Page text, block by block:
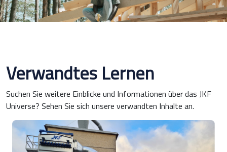
Verwandtes Lernen
Suchen Sie weitere Einblicke und Informationen über das JKF
Universe? Sehen Sie sich unsere verwandten Inhalte an.